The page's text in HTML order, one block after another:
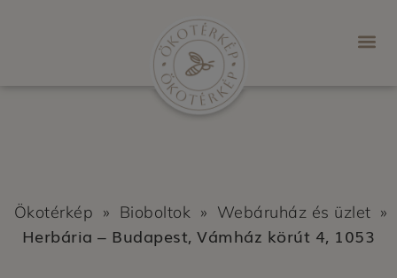
Ökotérkép » Bioboltok » Webáruház és üzlet »
Herbária – Budapest, Vámház körút 4, 1053